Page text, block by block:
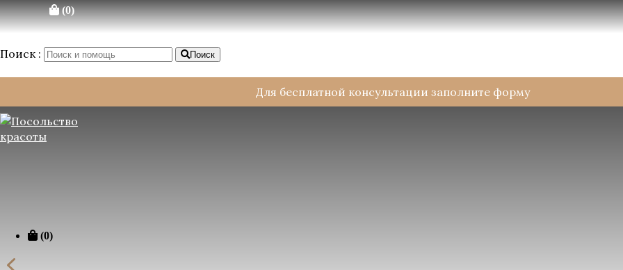
Перейти к содержимому
×
Поиск : Поиск
Для бесплатной консультации заполните форму
(0)
(0)